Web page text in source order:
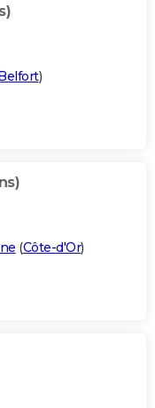
)
(Côte-d'Or)